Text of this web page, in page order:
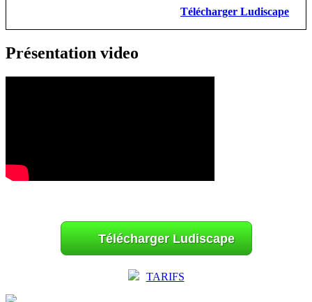
Télécharger Ludiscape
Présentation video
Télécharger Ludiscape
TARIFS